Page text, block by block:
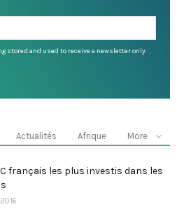
stored and used to receive a newsletter only.
Actualités Afrique More
français les plus investis dans les